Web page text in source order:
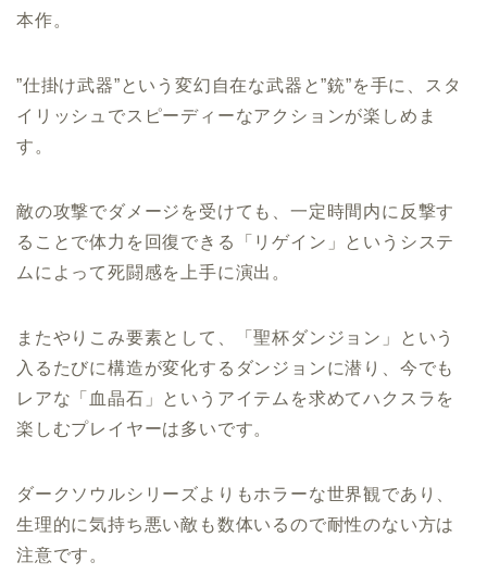
本作。
”仕掛け武器”という変幻自在な武器と”銃”を手に、スタ
イリッシュでスピーディーなアクションが楽しめま
す。
敵の攻撃でダメージを受けても、一定時間内に反撃す
ることで体力を回復できる「リゲイン」というシステ
ムによって死闘感を上手に演出。
またやりこみ要素として、「聖杯ダンジョン」という
入るたびに構造が変化するダンジョンに潜り、今でも
レアな「血晶石」というアイテムを求めてハクスラを
楽しむプレイヤーは多いです。
ダークソウルシリーズよりもホラーな世界観であり、
生理的に気持ち悪い敵も数体いるので耐性のない方は
注意です。